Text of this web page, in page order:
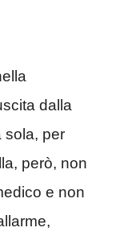
dalla
sola, per
però, non
e non